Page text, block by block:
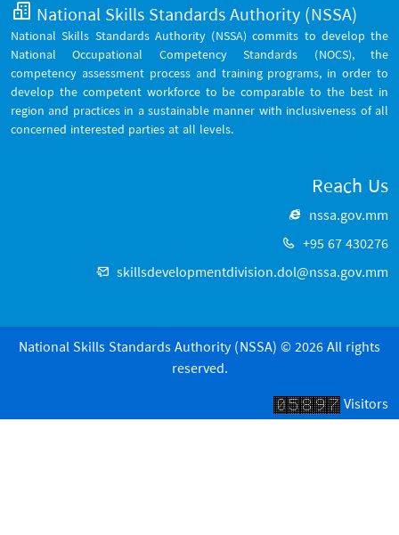
National Skills Standards Authority (NSSA)
National Skills Standards Authority (NSSA) commits to develop the
National Occupational Competency Standards (NOCS), the
competency assessment process and training programs, in order to
develop the competent workforce to be comparable to the best in
region and practices in a sustainable manner with inclusiveness of all
concerned interested parties at all levels.
Reach Us
nssa.gov.mm
+95 67 430276
skillsdevelopmentdivision.dol@nssa.gov.mm
National Skills Standards Authority (NSSA) © 2026 All rights
reserved.
Visitors